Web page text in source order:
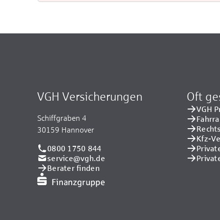
VGH Versicherungen
Schiffgraben 4
30159 Hannover
0800 1750 844
service@vgh.de
Berater finden
Oft
VGH
Kfz-